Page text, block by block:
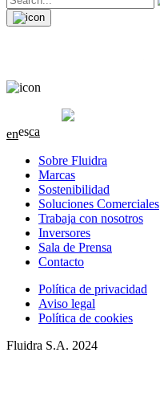
0.06 (+0.3%)
enesca
Sobre Fluidra
Marcas
Sostenibilidad
Soluciones Comerciales
Trabaja con nosotros
Inversores
Sala de Prensa
Contacto
Política de privacidad
Aviso legal
Política de cookies
Fluidra S.A. 2024